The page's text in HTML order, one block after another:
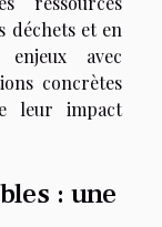
déchets et en
avec
concrètes
leur impact
: une